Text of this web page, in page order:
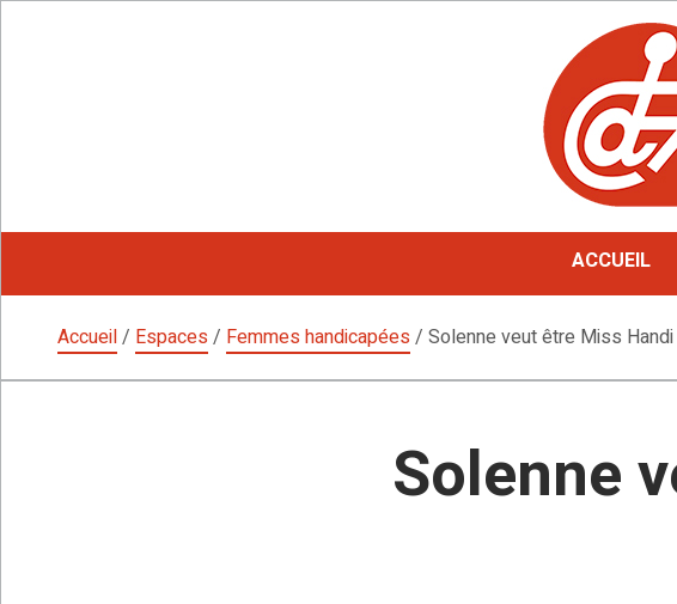
ACCUEIL
Accueil/ Espaces/ Femmes handicapées/ Solenne veut être Miss Handi
Solenne